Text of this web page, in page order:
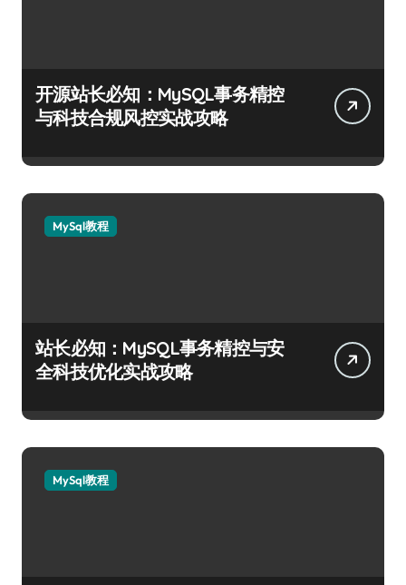
开源站长必知：MySQL事务精控
与科技合规风控实战攻略
MySql教程
站长必知：MySQL事务精控与安
全科技优化实战攻略
MySql教程